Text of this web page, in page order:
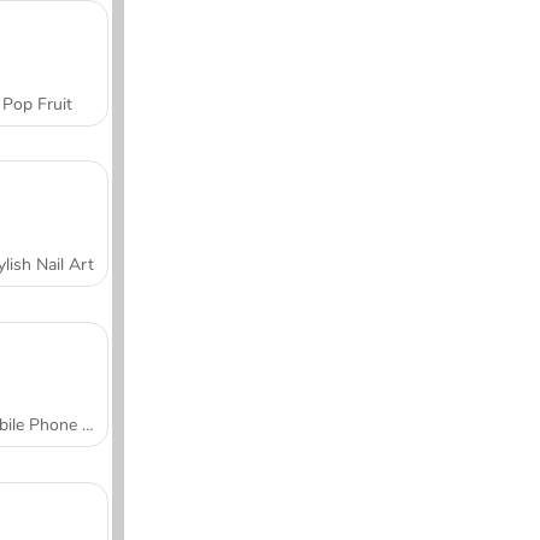
Pop Fruit
Nail Art
Mobile Phone Case Design & DIY